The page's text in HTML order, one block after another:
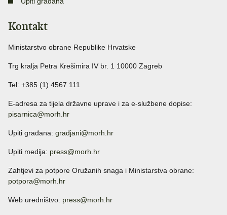
Kontakt
Ministarstvo obrane Republike Hrvatske
Trg kralja Petra Krešimira IV br. 1 10000 Zagreb
Tel: +385 (1) 4567 111
E-adresa za tijela državne uprave i za e-službene dopise:
pisarnica@morh.hr
Upiti građana: gradjani@morh.hr
Upiti medija: press@morh.hr
Zahtjevi za potpore Oružanih snaga i Ministarstva obrane:
potpora@morh.hr
Web uredništvo: press@morh.hr